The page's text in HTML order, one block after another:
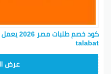
كود خصم
talabat
عرض